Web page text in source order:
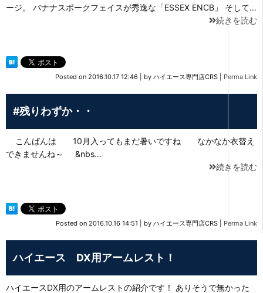
ージ。 バナナスポークフェイスが秀逸な「ESSEX ENCB」 そして…
続きを読む
Posted on 2016.10.17 12:46 by ハイエース専門店CRS Perma Link
#残りわずか・・
こんばんは 10月入ってもまだ暑いですね なかなか衣替え
できませんね～ &nbs…
続きを読む
Posted on 2016.10.16 14:51 by ハイエース専門店CRS Perma Link
ハイエース DX用アームレスト！
ハイエースDX用のアームレストの紹介です！ ありそうで無かった